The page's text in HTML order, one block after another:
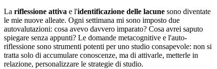
La riflessione attiva e l'identificazione delle lacune sono diventate
le mie nuove alleate. Ogni settimana mi sono imposto due
autovalutazioni: cosa avevo davvero imparato? Cosa avrei saputo
spiegare senza appunti? Le domande metacognitive e l'auto-
riflessione sono strumenti potenti per uno studio consapevole: non si
tratta solo di accumulare conoscenze, ma di attivarle, metterle in
relazione, personalizzare le strategie di studio.